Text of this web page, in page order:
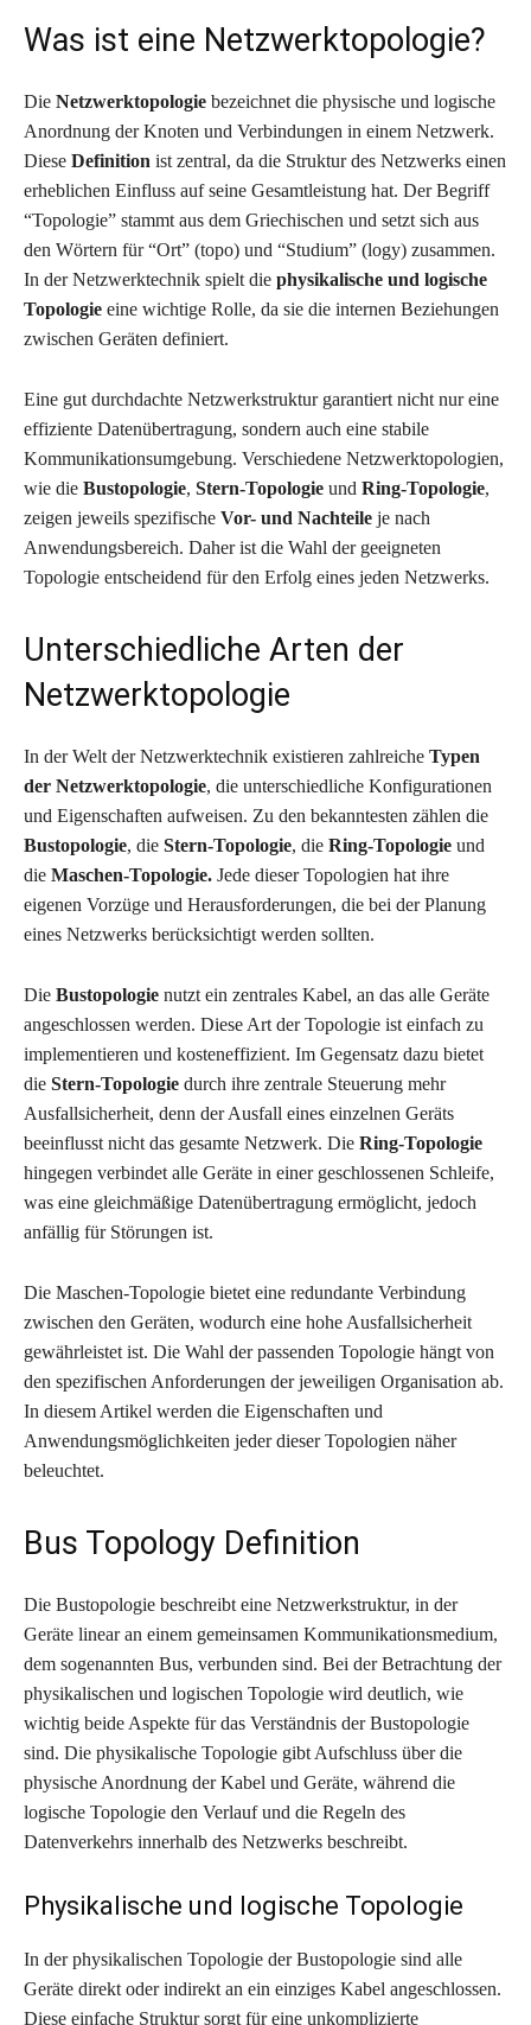
Was ist eine Netzwerktopologie?
Die Netzwerktopologie bezeichnet die physische und logische
Anordnung der Knoten und Verbindungen in einem Netzwerk.
Diese Definition ist zentral, da die Struktur des Netzwerks einen
erheblichen Einfluss auf seine Gesamtleistung hat. Der Begriff
“Topologie” stammt aus dem Griechischen und setzt sich aus
den Wörtern für “Ort” (topo) und “Studium” (logy) zusammen.
In der Netzwerktechnik spielt die physikalische und logische
Topologie eine wichtige Rolle, da sie die internen Beziehungen
zwischen Geräten definiert.
Eine gut durchdachte Netzwerkstruktur garantiert nicht nur eine
effiziente Datenübertragung, sondern auch eine stabile
Kommunikationsumgebung. Verschiedene Netzwerktopologien,
wie die Bustopologie, Stern-Topologie und Ring-Topologie,
zeigen jeweils spezifische Vor- und Nachteile je nach
Anwendungsbereich. Daher ist die Wahl der geeigneten
Topologie entscheidend für den Erfolg eines jeden Netzwerks.
Unterschiedliche Arten der
Netzwerktopologie
In der Welt der Netzwerktechnik existieren zahlreiche Typen
der Netzwerktopologie, die unterschiedliche Konfigurationen
und Eigenschaften aufweisen. Zu den bekanntesten zählen die
Bustopologie, die Stern-Topologie, die Ring-Topologie und
die Maschen-Topologie. Jede dieser Topologien hat ihre
eigenen Vorzüge und Herausforderungen, die bei der Planung
eines Netzwerks berücksichtigt werden sollten.
Die Bustopologie nutzt ein zentrales Kabel, an das alle Geräte
angeschlossen werden. Diese Art der Topologie ist einfach zu
implementieren und kosteneffizient. Im Gegensatz dazu bietet
die Stern-Topologie durch ihre zentrale Steuerung mehr
Ausfallsicherheit, denn der Ausfall eines einzelnen Geräts
beeinflusst nicht das gesamte Netzwerk. Die Ring-Topologie
hingegen verbindet alle Geräte in einer geschlossenen Schleife,
was eine gleichmäßige Datenübertragung ermöglicht, jedoch
anfällig für Störungen ist.
Die Maschen-Topologie bietet eine redundante Verbindung
zwischen den Geräten, wodurch eine hohe Ausfallsicherheit
gewährleistet ist. Die Wahl der passenden Topologie hängt von
den spezifischen Anforderungen der jeweiligen Organisation ab.
In diesem Artikel werden die Eigenschaften und
Anwendungsmöglichkeiten jeder dieser Topologien näher
beleuchtet.
Bus Topology Definition
Die Bustopologie beschreibt eine Netzwerkstruktur, in der
Geräte linear an einem gemeinsamen Kommunikationsmedium,
dem sogenannten Bus, verbunden sind. Bei der Betrachtung der
physikalischen und logischen Topologie wird deutlich, wie
wichtig beide Aspekte für das Verständnis der Bustopologie
sind. Die physikalische Topologie gibt Aufschluss über die
physische Anordnung der Kabel und Geräte, während die
logische Topologie den Verlauf und die Regeln des
Datenverkehrs innerhalb des Netzwerks beschreibt.
Physikalische und logische Topologie
In der physikalischen Topologie der Bustopologie sind alle
Geräte direkt oder indirekt an ein einziges Kabel angeschlossen.
Diese einfache Struktur sorgt für eine unkomplizierte